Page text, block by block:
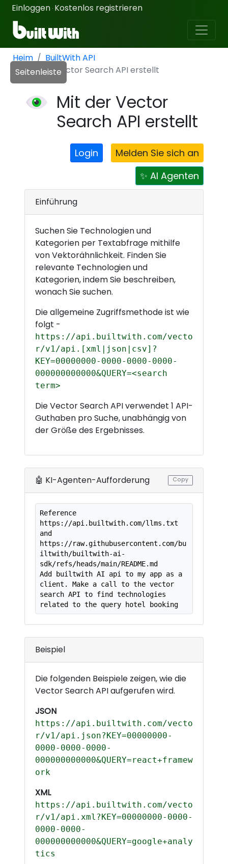
Einloggen · Kostenlos registrieren
Heim
BuiltWith API
Mit der Vector Search API erstellt
Seitenleiste
Mit der Vector
Search API erstellt
Login
Melden Sie sich an
✨ AI Agenten
Einführung
Suchen Sie Technologien und
Kategorien per Textabfrage mithilfe
von Vektorähnlichkeit. Finden Sie
relevante Technologien und
Kategorien, indem Sie beschreiben,
wonach Sie suchen.
Die allgemeine Zugriffsmethode ist wie
folgt -
https://api.builtwith.com/vecto
r/v1/api.[xml|json|csv]?
KEY=00000000-0000-0000-0000-
000000000000&QUERY=<search
term>
Die Vector Search API verwendet 1 API-
Guthaben pro Suche, unabhängig von
der Größe des Ergebnisses.
🤖 KI-Agenten-Aufforderung Copy
Reference
https://api.builtwith.com/llms.txt
and
https://raw.githubusercontent.com/bu
iltwith/builtwith-ai-
sdk/refs/heads/main/README.md
Add builtwith AI api to my app as a
client. Make a call to the vector
search API to find technologies
related to the query hotel booking
Beispiel
Die folgenden Beispiele zeigen, wie die
Vector Search API aufgerufen wird.
JSON
https://api.builtwith.com/vecto
r/v1/api.json?KEY=00000000-
0000-0000-0000-
000000000000&QUERY=react+framew
ork
XML
https://api.builtwith.com/vecto
r/v1/api.xml?KEY=00000000-0000-
0000-0000-
000000000000&QUERY=google+analy
tics